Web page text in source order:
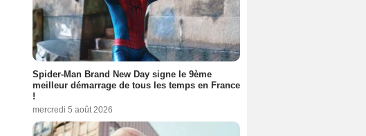
Spider-Man Brand New Day signe le 9ème
meilleur démarrage de tous les temps en France
!
mercredi 5 août 2026